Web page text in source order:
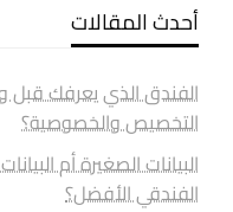
أحدث المقالات
الفندق الذي يعرفك قبل
التخصيص والخصوصية؟
البيانات الصغيرة أم
الفندقي الأفضل؟